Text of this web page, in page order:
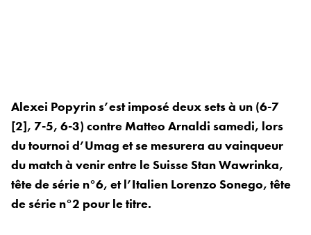
Alexei Popyrin s’est imposé deux sets à un (6-7
[2], 7-5, 6-3) contre Matteo Arnaldi samedi, lors
du tournoi d’Umag et se mesurera au vainqueur
du match à venir entre le Suisse Stan Wawrinka,
tête de série n°6, et l’Italien Lorenzo Sonego, tête
de série n°2 pour le titre.